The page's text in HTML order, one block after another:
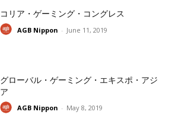
コリア・ゲーミング・コングレス
AGB Nippon - June 11, 2019
グローバル・ゲーミング・エキスポ・アジ
ア
AGB Nippon - May 8, 2019